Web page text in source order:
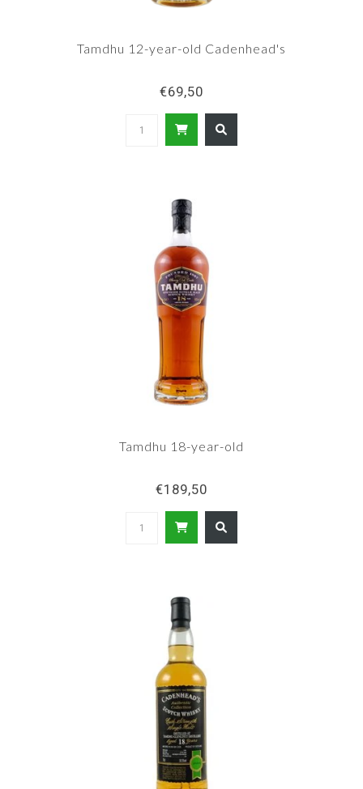
Tamdhu 12-year-old Cadenhead's
€69,50
Tamdhu 18-year-old
€189,50